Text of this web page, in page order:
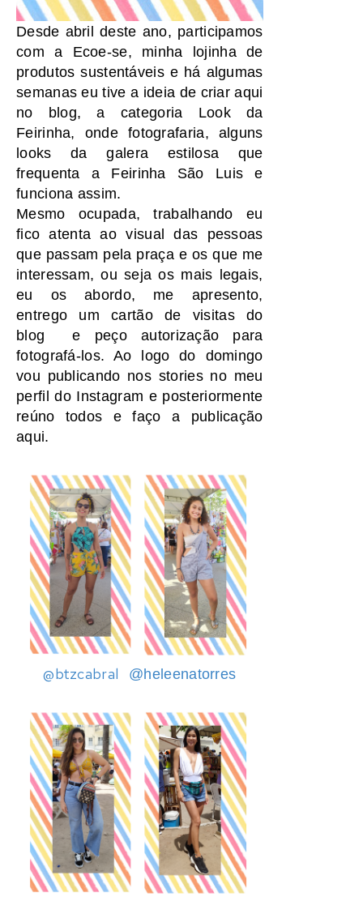
Desde abril deste ano, participamos
com a Ecoe-se, minha lojinha de
produtos sustentáveis e há algumas
semanas eu tive a ideia de criar aqui
no blog, a categoria Look da
Feirinha, onde fotografaria, alguns
looks da galera estilosa que
frequenta a Feirinha São Luis e
funciona assim.
Mesmo ocupada, trabalhando eu
fico atenta ao visual das pessoas
que passam pela praça e os que me
interessam, ou seja os mais legais,
eu os abordo, me apresento,
entrego um cartão de visitas do
blog e peço autorização para
fotografá-los. Ao logo do domingo
vou publicando nos stories no meu
perfil do Instagram e posteriormente
reúno todos e faço a publicação
aqui.
@btzcabral @heleenatorres